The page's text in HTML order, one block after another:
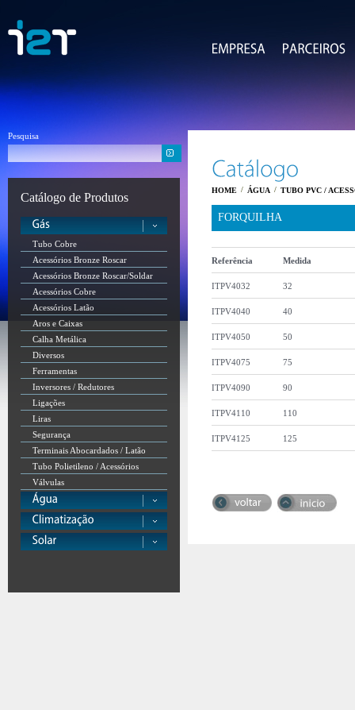
Pesquisa
Catálogo de Produtos
Tubo Cobre
Acessórios Bronze Roscar
Acessórios Bronze Roscar/Soldar
Acessórios Cobre
Acessórios Latão
Aros e Caixas
Calha Metálica
Diversos
Ferramentas
Inversores / Redutores
Ligações
Liras
Segurança
Terminais Abocardados / Latão
Tubo Polietileno / Acessórios
Válvulas
HOME / ÁGUA / TUBO PVC /
FORQUILHA
Referência Medida
ITPV4032 32
ITPV4040 40
ITPV4050 50
ITPV4075 75
ITPV4090 90
ITPV4110 110
ITPV4125 125